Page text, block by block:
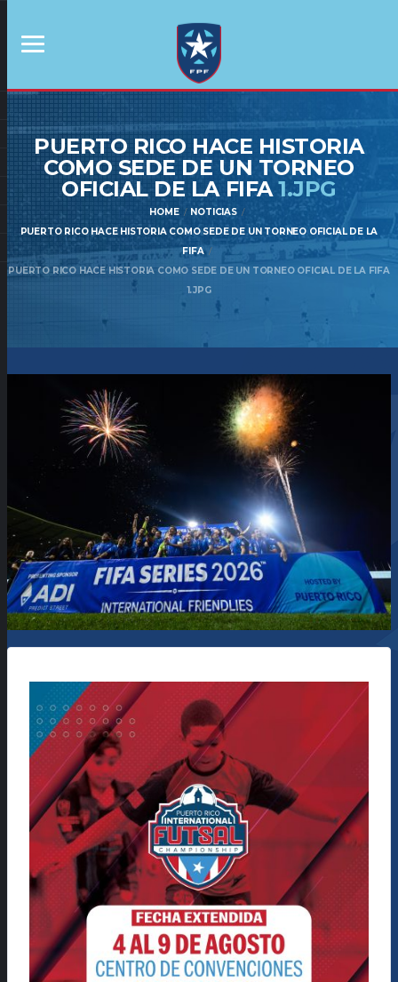
PUERTO RICO HACE HISTORIA
COMO SEDE DE UN TORNEO
OFICIAL DE LA FIFA1.JPG
HOME
NOTICIAS
PUERTO RICO HACE HISTORIA COMO SEDE DE UN TORNEO OFICIAL DE LA
FIFA
PUERTO RICO HACE HISTORIA COMO SEDE DE UN TORNEO OFICIAL DE LA FIFA
1.JPG